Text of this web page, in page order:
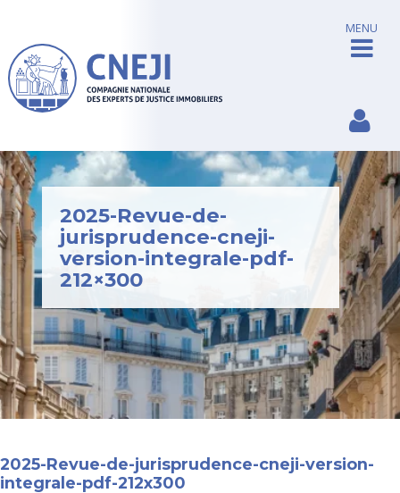
MENU
2025-Revue-de-
jurisprudence-cneji-
version-integrale-pdf-
212×300
2025-Revue-de-jurisprudence-cneji-version-
integrale-pdf-212x300